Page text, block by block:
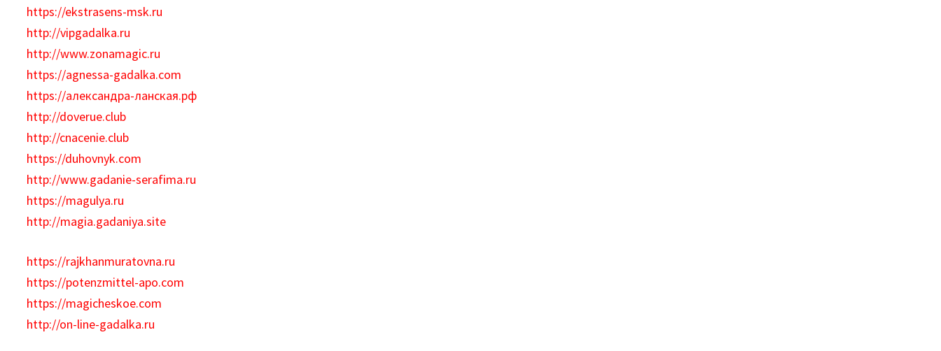
https://ekstrasens-msk.ru
http://vipgadalka.ru
http://www.zonamagic.ru
https://agnessa-gadalka.com
https://александра-ланская.рф
http://doverue.club
http://cnacenie.club
https://duhovnyk.com
http://www.gadanie-serafima.ru
https://magulya.ru
http://magia.gadaniya.site
https://rajkhanmuratovna.ru
https://potenzmittel-apo.com
https://magicheskoe.com
http://on-line-gadalka.ru